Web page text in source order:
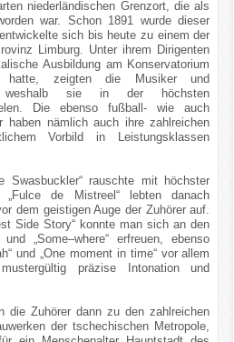
niederländischen Grenzort, die als
war. Schon 1891 wurde dieser
sich bis heute zu einem der
Limburg. Unter ihrem Dirigenten
Ausbildung am Konservatorium
hatte, zeigten die Musiker und
weshalb sie in der höchsten
Die ebenso fußball- wie auch
haben nämlich auch ihre zahlreichen
Vorbild in Leistungsklassen
Swasbuckler“ rauschte mit höchster
de Mistreel“ lebten danach
dem geistigen Auge der Zuhörer auf.
Side Story“ konnte man sich an den
„Some–where“ erfreuen, ebenso
und „One moment in time“ vor allem
präzise Intonation und
die Zuhörer dann zu den zahlreichen
der tschechischen Metropole,